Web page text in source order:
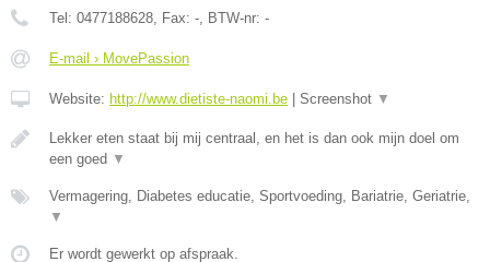
Tel: 0477188628, Fax: -, BTW-nr: -
E-mail › MovePassion
Website: http://www.dietiste-naomi.be Screenshot ▼
Lekker eten staat bij mij centraal, en het is dan ook mijn doel om
een goed ▼
Vermagering, Diabetes educatie, Sportvoeding, Bariatrie, Geriatrie,
▼
Er wordt gewerkt op afspraak.